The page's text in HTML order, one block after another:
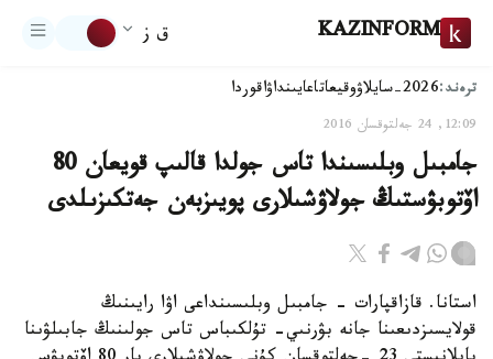
KAZINFORM ق ز
ترەند:2026-سايلاۋ وقيعاتاعايىنداۋاقوردا
12:09, 24 جەلتوقسان 2016
جامبىل وبلىسىندا تاس جولدا قالىپ قويعان 80
اۆتوبۋستىڭ جولاۋشىلارى پويىزبەن جەتكىزىلدى
استانا. قازاقپارات - جامبىل وبلىسىنداعى اۋا رايىنىڭ
قولايسىزدىعىنا جانە بۋرنىي- تۇلكىباس تاس جولىنىڭ جابىلۋىنا